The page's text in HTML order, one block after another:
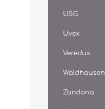
USG
Uvex
Veredus
Waldhausen
Zandona